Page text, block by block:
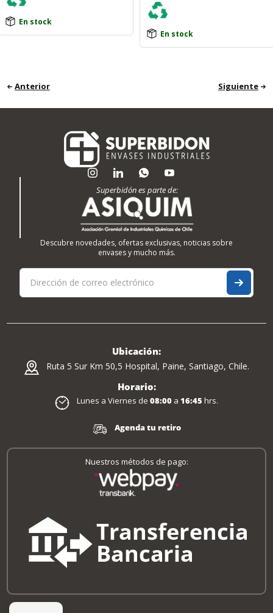
En stock
En stock
Anterior Siguiente
Superbidón es parte de:
Descubre novedades, ofertas exclusivas, noticias sobre
envases y mucho más.
Ubicación:
Ruta 5 Sur Km 50,5 Hospital, Paine, Santiago, Chile.
Horario:
Lunes a Viernes de 08:00 a 16:45 hrs.
Agenda tu retiro
Nuestros métodos de pago: